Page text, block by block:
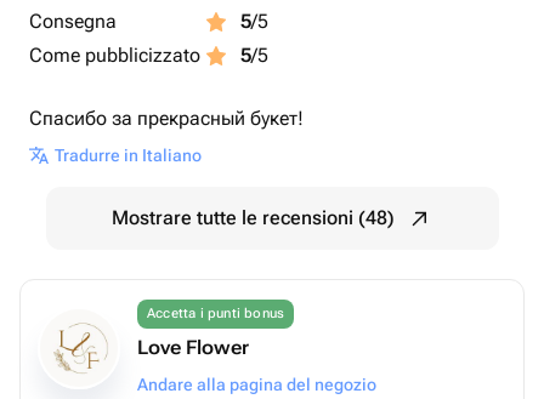
Consegna
5/5
Come pubblicizzato
5/5
Спасибо за прекрасный букет!
Tradurre in Italiano
Mostrare tutte le recensioni (48)
Accetta i punti bonus
Love Flower
Andare alla pagina del negozio